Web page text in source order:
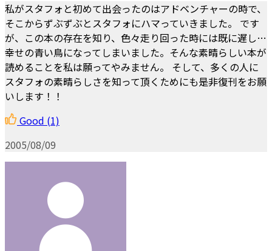
私がスタフォと初めて出会ったのはアドベンチャーの時で、
そこからずぶずぶとスタフォにハマっていきました。 です
が、この本の存在を知り、色々走り回った時には既に遅し…
幸せの青い鳥になってしまいました。そんな素晴らしい本が
読めることを私は願ってやみません。 そして、多くの人に
スタフォの素晴らしさを知って頂くためにも是非復刊をお願
いします！！
Good (1)
2005/08/09